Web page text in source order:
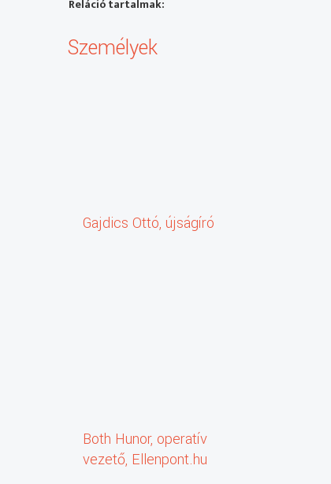
Reláció tartalmak:
Személyek
Gajdics Ottó, újságíró
Both Hunor, operatív
vezető, Ellenpont.hu